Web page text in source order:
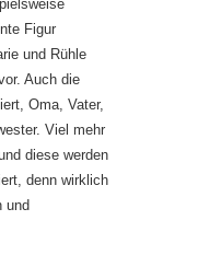
Figur
und Rühle
Auch die
Oma, Vater,
Viel mehr
diese werden
denn wirklich
und